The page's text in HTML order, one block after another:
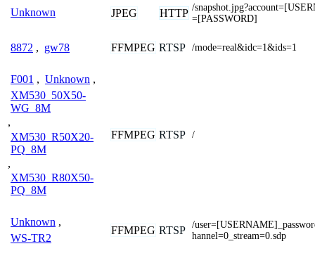
Unknown JPEG HTTP /
=[PASSWORD]
8872 , gw78 FFMPEG RTSP /mode=real&idc=1&ids=1
F001 , Unknown ,
XM530_50X50-
WG_8M
,
XM530_R50X20-
PQ_8M
,
XM530_R80X50-
PQ_8M
FFMPEG RTSP /
Unknown ,
WS-TR2
FFMPEG RTSP /
hannel=0_stream=0.sdp